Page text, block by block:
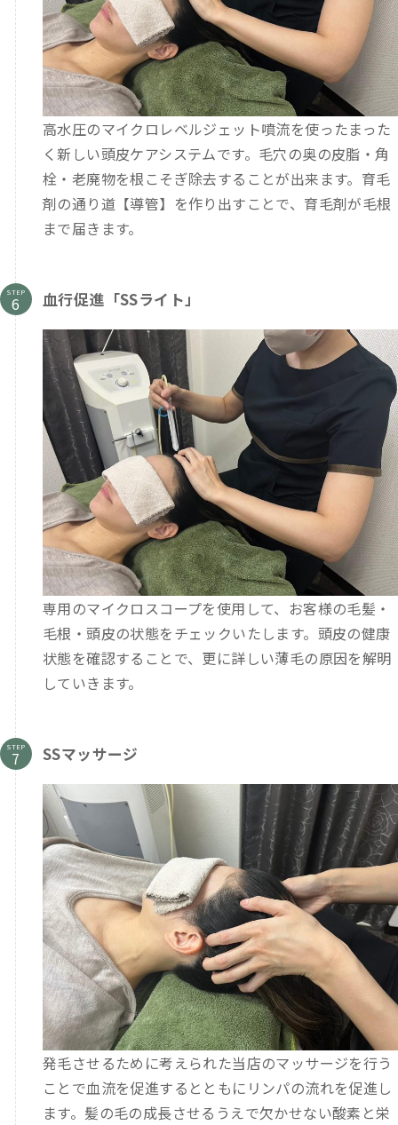
高水圧のマイクロレベルジェット噴流を使ったまった
く新しい頭皮ケアシステムです。毛穴の奥の皮脂・角
栓・老廃物を根こそぎ除去することが出来ます。育毛
剤の通り道【導管】を作り出すことで、育毛剤が毛根
まで届きます。
STEP 血行促進「SSライト」
専用のマイクロスコープを使用して、お客様の毛髪・
毛根・頭皮の状態をチェックいたします。頭皮の健康
状態を確認することで、更に詳しい薄毛の原因を解明
していきます。
STEP SSマッサージ
発毛させるために考えられた当店のマッサージを行う
ことで血流を促進するとともにリンパの流れを促進し
ます。髪の毛の成長させるうえで欠かせない酸素と栄